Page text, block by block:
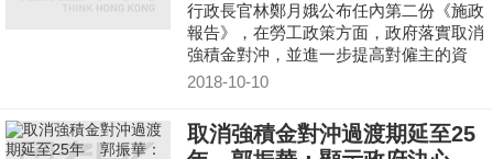
行政長官林鄭月娥公布任內第二份《施政
報告》，在勞工政策方面，政府落實取消
強積金對沖，並進一步提高對僱主的資
助，金額達293億元，目標2022前通過相
2018-10-10
取消強積金對沖過渡期延至25